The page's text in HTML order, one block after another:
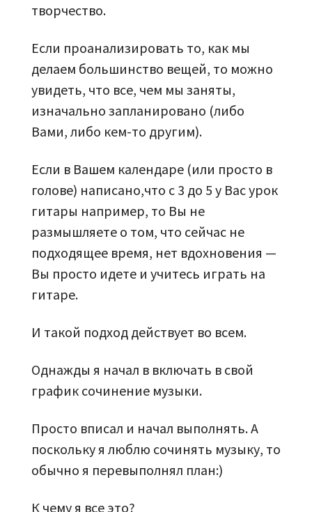
творчество.
Если проанализировать то, как мы
делаем большинство вещей, то можно
увидеть, что все, чем мы заняты,
изначально запланировано (либо
Вами, либо кем-то другим).
Если в Вашем календаре (или просто в
голове) написано,что с 3 до 5 у Вас урок
гитары например, то Вы не
размышляете о том, что сейчас не
подходящее время, нет вдохновения —
Вы просто идете и учитесь играть на
гитаре.
И такой подход действует во всем.
Однажды я начал в включать в свой
график сочинение музыки.
Просто вписал и начал выполнять. А
поскольку я люблю сочинять музыку, то
обычно я перевыполнял план:)
К чему я все это?